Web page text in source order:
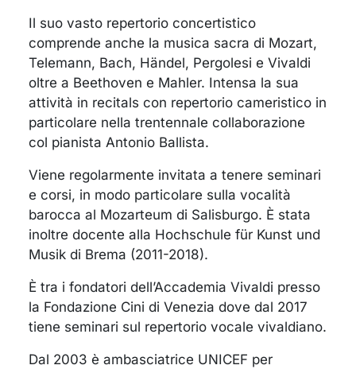
Il suo vasto repertorio concertistico
comprende anche la musica sacra di Mozart,
Telemann, Bach, Händel, Pergolesi e Vivaldi
oltre a Beethoven e Mahler. Intensa la sua
attività in recitals con repertorio cameristico in
particolare nella trentennale collaborazione
col pianista Antonio Ballista.
Viene regolarmente invitata a tenere seminari
e corsi, in modo particolare sulla vocalità
barocca al Mozarteum di Salisburgo. È stata
inoltre docente alla Hochschule für Kunst und
Musik di Brema (2011-2018).
È tra i fondatori dell’Accademia Vivaldi presso
la Fondazione Cini di Venezia dove dal 2017
tiene seminari sul repertorio vocale vivaldiano.
Dal 2003 è ambasciatrice UNICEF per